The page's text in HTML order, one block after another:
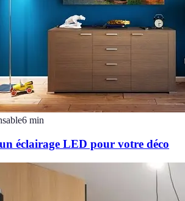
6 min
éclairage LED pour votre déco